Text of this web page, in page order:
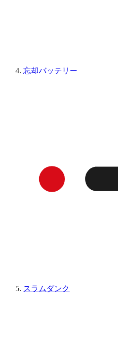
忘却バッテリー
スラムダンク